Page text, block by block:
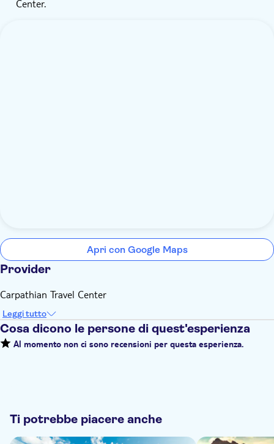
Center.
Apri con Google Maps
Provider
Carpathian Travel Center
Leggi tutto
Cosa dicono le persone di quest'esperienza
Al momento non ci sono recensioni per questa esperienza.
Ti potrebbe piacere anche